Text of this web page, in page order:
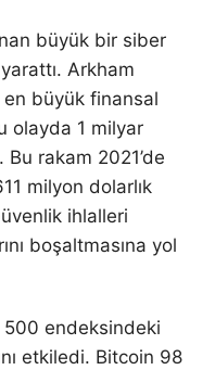
büyük bir siber
Arkham
büyük finansal
olayda 1 milyar
Bu rakam 2021’de
milyon dolarlık
ihlalleri
boşaltmasına yol
500 endeksindeki
etkiledi. Bitcoin 98